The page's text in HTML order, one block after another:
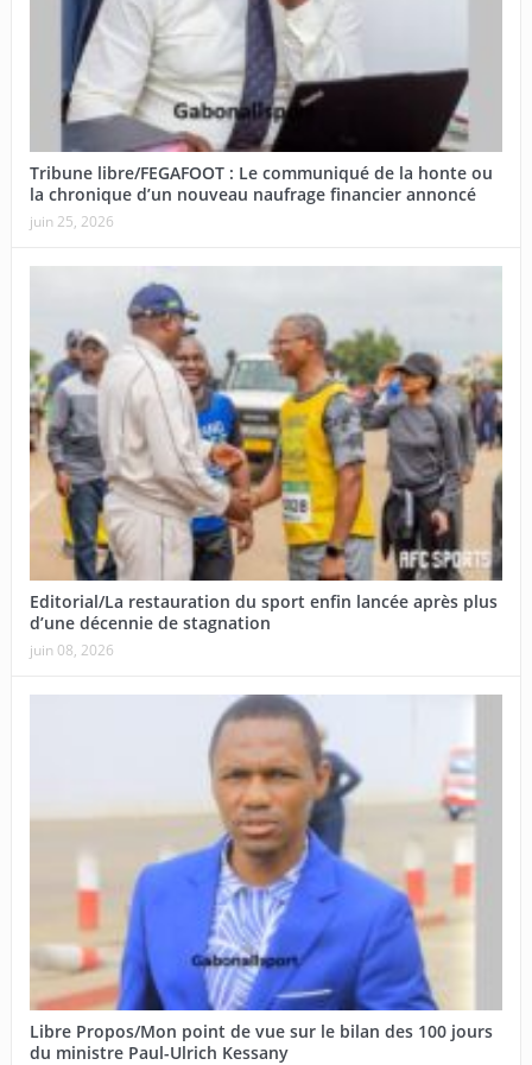
Tribune libre/FEGAFOOT : Le communiqué de la honte ou
la chronique d’un nouveau naufrage financier annoncé
juin 25, 2026
Editorial/La restauration du sport enfin lancée après plus
d’une décennie de stagnation
juin 08, 2026
Libre Propos/Mon point de vue sur le bilan des 100 jours
du ministre Paul-Ulrich Kessany